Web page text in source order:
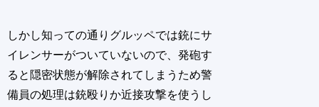
しかし知っての通りグルッペでは銃にサ
イレンサーがついていないので、発砲す
ると隠密状態が解除されてしまうため警
備員の処理は銃殴りか近接攻撃を使うし